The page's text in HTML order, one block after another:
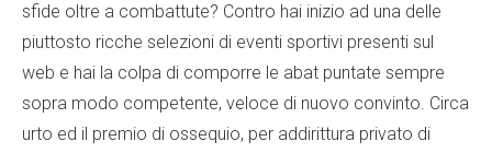
sfide oltre a combattute? Contro hai inizio ad una delle
piuttosto ricche selezioni di eventi sportivi presenti sul
web e hai la colpa di comporre le abat puntate sempre
sopra modo competente, veloce di nuovo convinto. Circa
urto ed il premio di ossequio, per addirittura privato di